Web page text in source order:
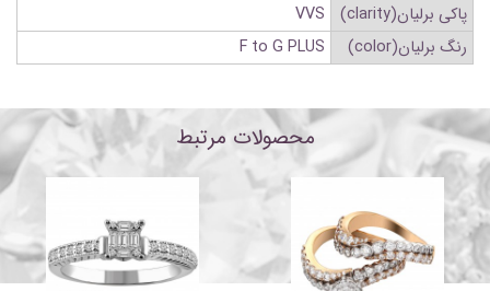
پاکی برلیان(clarity)
VVS
رنگ برلیان(color)
F to G PLUS
محصولات مرتبط